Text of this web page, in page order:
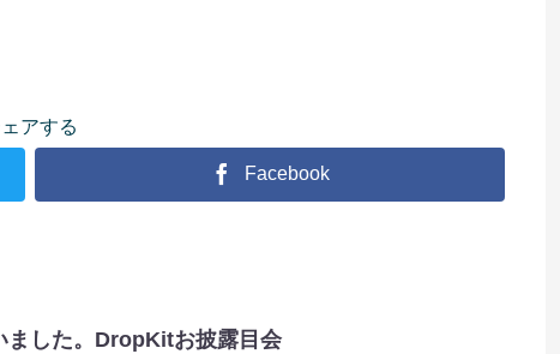
アする
Facebook
ました。DropKitお披露目会